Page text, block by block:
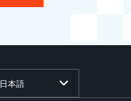
日本語